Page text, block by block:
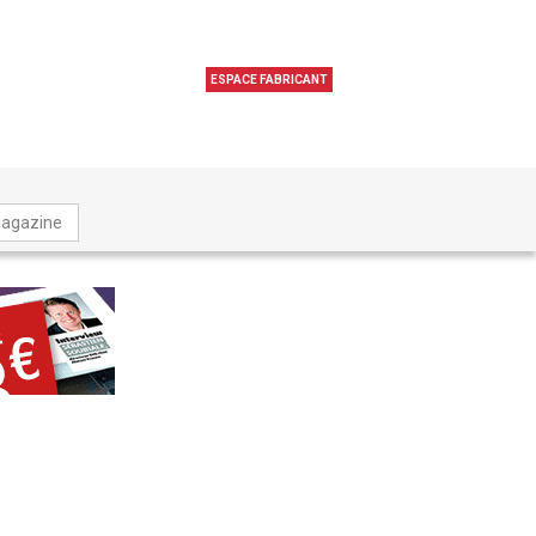
ESPACE FABRICANT